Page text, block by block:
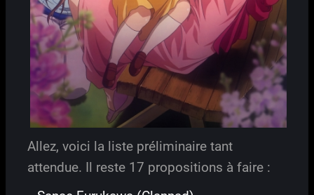
Allez, voici la liste préliminaire tant
attendue. Il reste 17 propositions à faire :